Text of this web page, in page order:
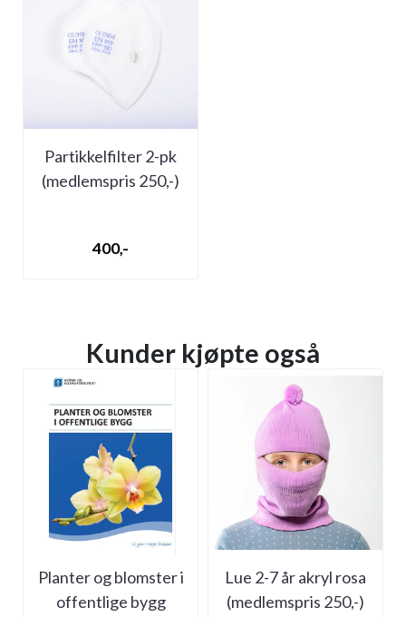
Partikkelfilter 2-pk
(medlemspris 250,-)
400,-
Kunder kjøpte også
Planter og blomster i
offentlige bygg
Lue 2-7 år akryl rosa
(medlemspris 250,-)